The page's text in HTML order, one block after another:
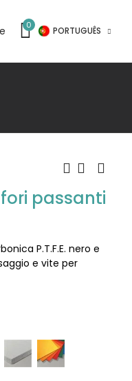
0
PORTUGUÊS
passanti
P.T.F.E. nero e
e vite per